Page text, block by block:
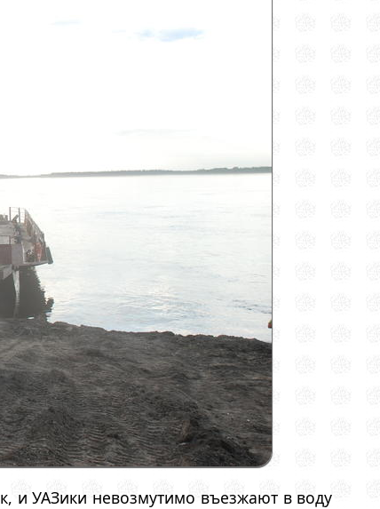
и УАЗики невозмутимо въезжают в воду